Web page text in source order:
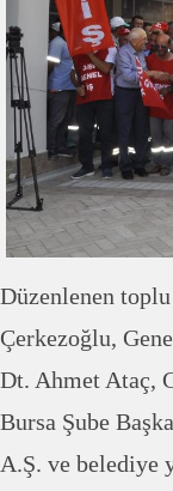
Düzenlenen
Çerkezoğlu,
Dt. Ahmet Ataç,
Bursa Şube
A.Ş. ve belediye